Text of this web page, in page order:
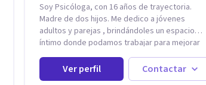
Soy Psicóloga, con 16 años de trayectoria.
Madre de dos hijos. Me dedico a jóvenes
adultos y parejas , brindándoles un espacio
íntimo donde podamos trabajar para mejorar
todos los aspectos de sus vidas. Conozco
primero a los padres, en el caso de niños u
adolescentes, para luego seguir la terapia con
Ver perfil Contactar